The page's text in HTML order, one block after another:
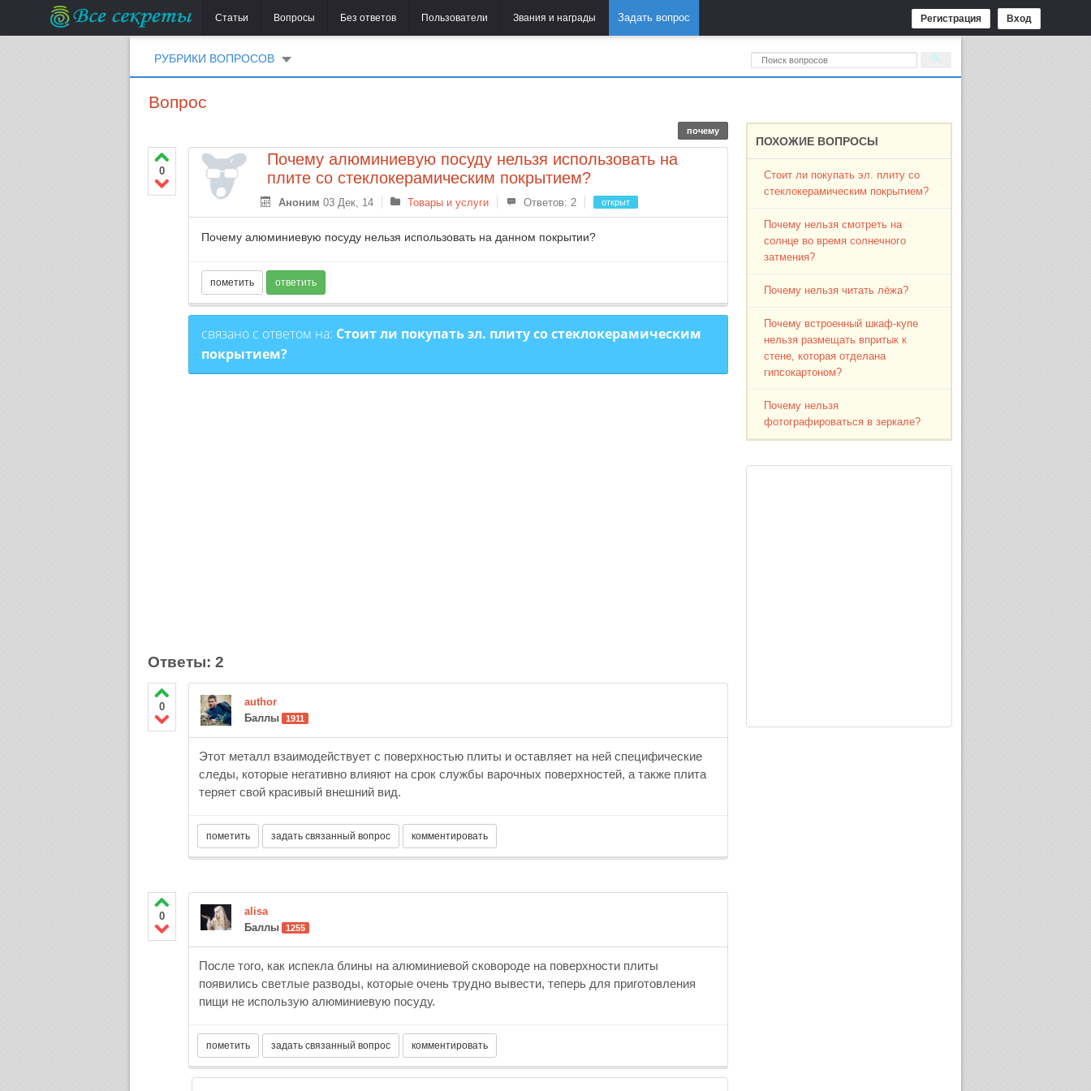
Регистрация Вход
Задать вопрос
Статьи Вопросы Без ответов Пользователи Звания и награды
РУБРИКИ ВОПРОСОВ
Вопрос
почему
0
Почему алюминиевую посуду нельзя использовать на
плите со стеклокерамическим покрытием?
Аноним 03 Дек, 14 Товары и услуги Ответов: 2 открыт
Почему алюминиевую посуду нельзя использовать на данном покрытии?
связано с ответом на: Стоит ли покупать эл. плиту со стеклокерамическим
покрытием?
Ответы: 2
0
author
Баллы
1911
Этот металл взаимодействует с поверхностью плиты и оставляет на ней специфические
следы, которые негативно влияют на срок службы варочных поверхностей, а также плита
теряет свой красивый внешний вид.
0
alisa
Баллы
1255
После того, как испекла блины на алюминиевой сковороде на поверхности плиты
появились светлые разводы, которые очень трудно вывести, теперь для приготовления
пищи не использую алюминиевую посуду.
ПОХОЖИЕ ВОПРОСЫ
Стоит ли покупать эл. плиту со
стеклокерамическим покрытием?
Почему нельзя смотреть на
солнце во время солнечного
затмения?
Почему нельзя читать лёжа?
Почему встроенный шкаф-купе
нельзя размещать впритык к
стене, которая отделана
гипсокартоном?
Почему нельзя
фотографироваться в зеркале?